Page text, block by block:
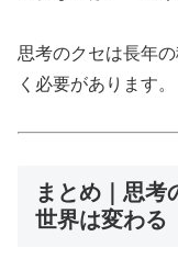
思考のクセは長年
く必要があります。
まとめ｜思考
世界は変わる